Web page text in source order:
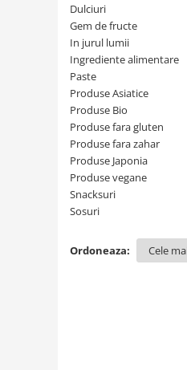
Condimente turcesti
Ghimbir murat la borcan
Dulciuri
Gem de fructe
In jurul lumii
Ingrediente alimentare
Paste
Produse Asiatice
Produse Bio
Produse fara gluten
Produse fara zahar
Produse Japonia
Produse vegane
Snacksuri
Sosuri
Ordoneaza: